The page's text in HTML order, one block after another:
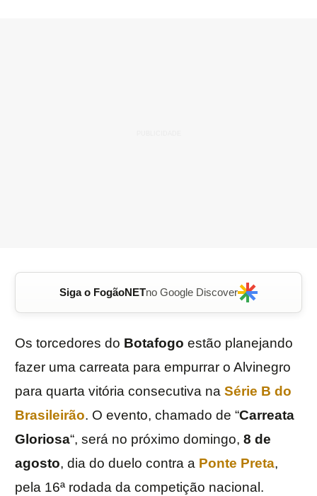
Siga o FogãoNETno Google Discover
Os torcedores do Botafogo estão planejando
fazer uma carreata para empurrar o Alvinegro
para quarta vitória consecutiva na Série B do
Brasileirão. O evento, chamado de “Carreata
Gloriosa“, será no próximo domingo, 8 de
agosto, dia do duelo contra a Ponte Preta,
pela 16ª rodada da competição nacional.